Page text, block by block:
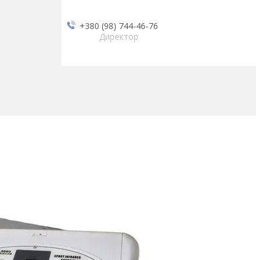
+380 (98) 744-46-76
Директор